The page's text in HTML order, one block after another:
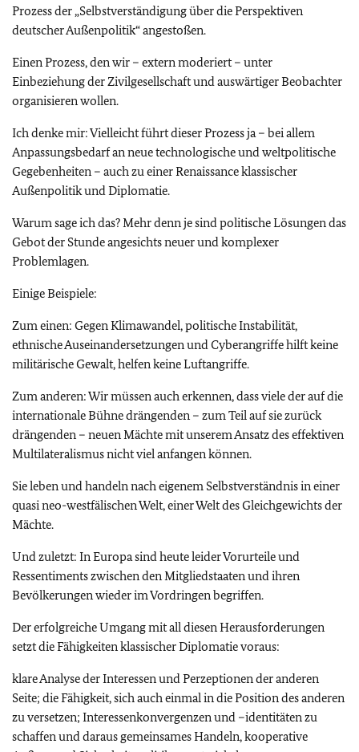
Prozess der „Selbstverständigung über die Perspektiven
deutscher Außenpolitik“ angestoßen.
Einen Prozess, den wir – extern moderiert – unter
Einbeziehung der Zivilgesellschaft und auswärtiger Beobachter
organisieren wollen.
Ich denke mir: Vielleicht führt dieser Prozess ja – bei allem
Anpassungsbedarf an neue technologische und weltpolitische
Gegebenheiten – auch zu einer Renaissance klassischer
Außenpolitik und Diplomatie.
Warum sage ich das? Mehr denn je sind politische Lösungen das
Gebot der Stunde angesichts neuer und komplexer
Problemlagen.
Einige Beispiele:
Zum einen: Gegen Klimawandel, politische Instabilität,
ethnische Auseinandersetzungen und Cyberangriffe hilft keine
militärische Gewalt, helfen keine Luftangriffe.
Zum anderen: Wir müssen auch erkennen, dass viele der auf die
internationale Bühne drängenden – zum Teil auf sie zurück
drängenden – neuen Mächte mit unserem Ansatz des effektiven
Multilateralismus nicht viel anfangen können.
Sie leben und handeln nach eigenem Selbstverständnis in einer
quasi neo-westfälischen Welt, einer Welt des Gleichgewichts der
Mächte.
Und zuletzt: In Europa sind heute leider Vorurteile und
Ressentiments zwischen den Mitgliedstaaten und ihren
Bevölkerungen wieder im Vordringen begriffen.
Der erfolgreiche Umgang mit all diesen Herausforderungen
setzt die Fähigkeiten klassischer Diplomatie voraus:
klare Analyse der Interessen und Perzeptionen der anderen
Seite; die Fähigkeit, sich auch einmal in die Position des anderen
zu versetzen; Interessenkonvergenzen und –identitäten zu
schaffen und daraus gemeinsames Handeln, kooperative